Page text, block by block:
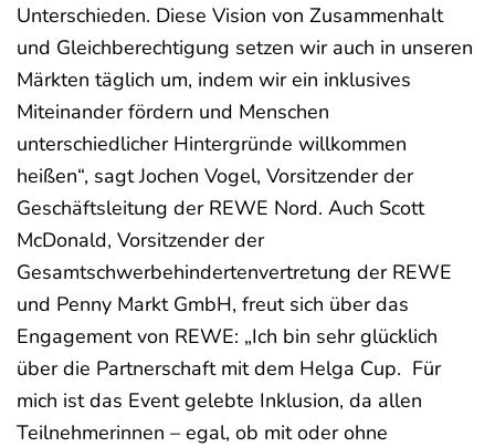
Unterschieden. Diese Vision von Zusammenhalt
und Gleichberechtigung setzen wir auch in unseren
Märkten täglich um, indem wir ein inklusives
Miteinander fördern und Menschen
unterschiedlicher Hintergründe willkommen
heißen“, sagt Jochen Vogel, Vorsitzender der
Geschäftsleitung der REWE Nord. Auch Scott
McDonald, Vorsitzender der
Gesamtschwerbehindertenvertretung der REWE
und Penny Markt GmbH, freut sich über das
Engagement von REWE: „Ich bin sehr glücklich
über die Partnerschaft mit dem Helga Cup. Für
mich ist das Event gelebte Inklusion, da allen
Teilnehmerinnen – egal, ob mit oder ohne